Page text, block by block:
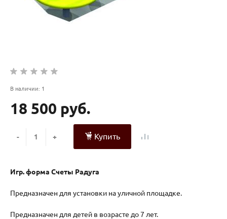
В наличии: 1
18 500 руб.
- + Купить
Игр. форма Счеты Радуга
Предназначен для установки на уличной площадке.
Предназначен для детей в возрасте до 7 лет.